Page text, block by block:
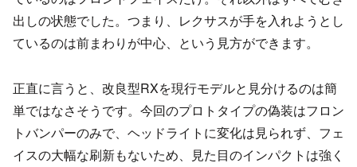
出しの状態でした。つまり、レクサスが手を入れようとし
ているのは前まわりが中心、という見方ができます。
正直に言うと、改良型RXを現行モデルと見分けるのは簡
単ではなさそうです。今回のプロトタイプの偽装はフロン
トバンパーのみで、ヘッドライトに変化は見られず、フェ
イスの大幅な刷新もないため、見た目のインパクトは強く